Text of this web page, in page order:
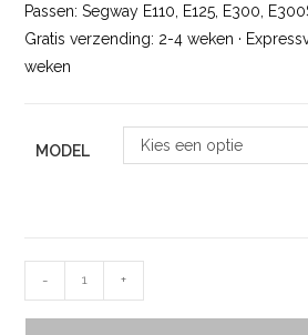
Passen: Segway E110, E125, E300,
Gratis verzending: 2-4 weken ·
weken
MODEL Kies een optie
- +